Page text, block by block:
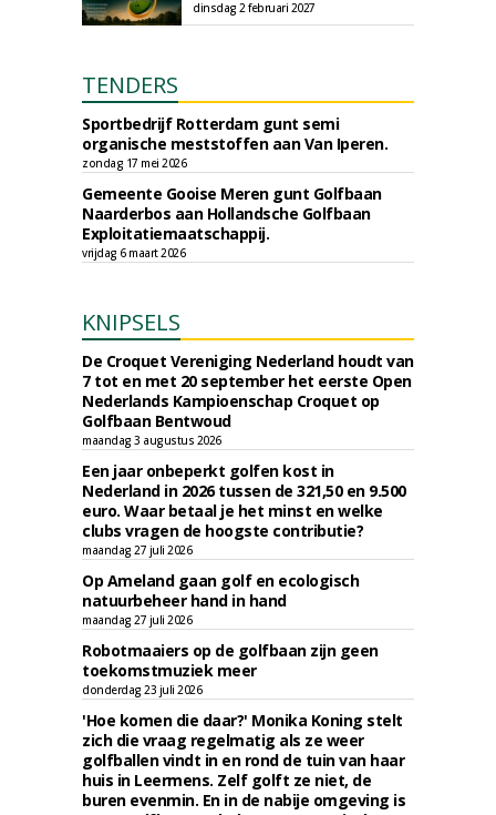
dinsdag 2 februari 2027
TENDERS
Sportbedrijf Rotterdam gunt semi
organische meststoffen aan Van Iperen.
zondag 17 mei 2026
Gemeente Gooise Meren gunt Golfbaan
Naarderbos aan Hollandsche Golfbaan
Exploitatiemaatschappij.
vrijdag 6 maart 2026
KNIPSELS
De Croquet Vereniging Nederland houdt van
7 tot en met 20 september het eerste Open
Nederlands Kampioenschap Croquet op
Golfbaan Bentwoud
maandag 3 augustus 2026
Een jaar onbeperkt golfen kost in
Nederland in 2026 tussen de 321,50 en 9.500
euro. Waar betaal je het minst en welke
clubs vragen de hoogste contributie?
maandag 27 juli 2026
Op Ameland gaan golf en ecologisch
natuurbeheer hand in hand
maandag 27 juli 2026
Robotmaaiers op de golfbaan zijn geen
toekomstmuziek meer
donderdag 23 juli 2026
'Hoe komen die daar?' Monika Koning stelt
zich die vraag regelmatig als ze weer
golfballen vindt in en rond de tuin van haar
huis in Leermens. Zelf golft ze niet, de
buren evenmin. En in de nabije omgeving is